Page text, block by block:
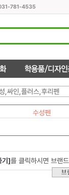
781-4535
,싸인,플러스,후리펜
수성펜
기]를 클릭하시면 브랜